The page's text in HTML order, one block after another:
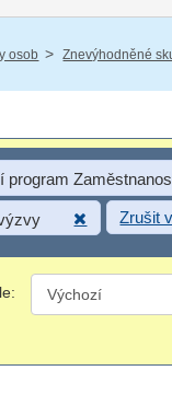
osob / Znevýhodněné
program
Zrušit